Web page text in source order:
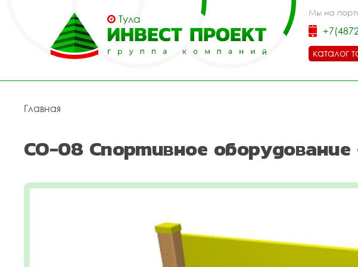
Тула
Мы на
каталог
Главная
СО-08 Спортивное